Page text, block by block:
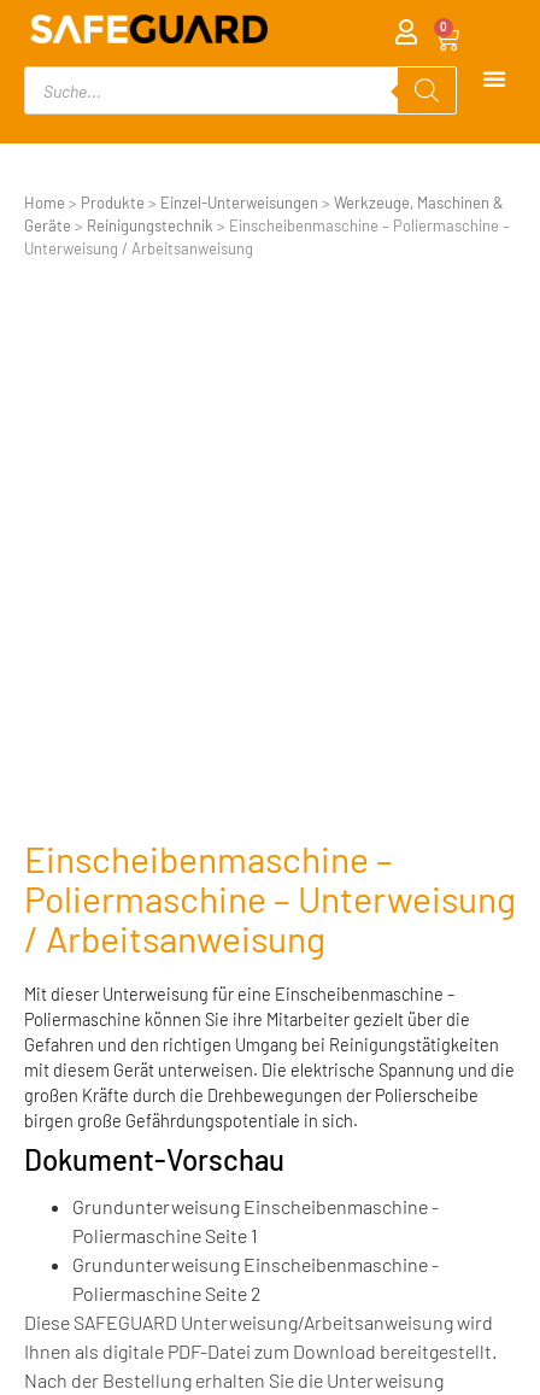
0
Home > Produkte > Einzel-Unterweisungen > Werkzeuge, Maschinen &
Geräte > Reinigungstechnik > Einscheibenmaschine – Poliermaschine –
Unterweisung / Arbeitsanweisung
Einscheibenmaschine –
Poliermaschine – Unterweisung
/ Arbeitsanweisung
Mit dieser Unterweisung für eine Einscheibenmaschine –
Poliermaschine können Sie ihre Mitarbeiter gezielt über die
Gefahren und den richtigen Umgang bei Reinigungstätigkeiten
mit diesem Gerät unterweisen. Die elektrische Spannung und die
großen Kräfte durch die Drehbewegungen der Polierscheibe
birgen große Gefährdungspotentiale in sich.
Dokument-Vorschau
Grundunterweisung Einscheibenmaschine -
Poliermaschine Seite 1
Grundunterweisung Einscheibenmaschine -
Poliermaschine Seite 2
Diese SAFEGUARD Unterweisung/Arbeitsanweisung wird
Ihnen als digitale PDF-Datei zum Download bereitgestellt.
Nach der Bestellung erhalten Sie die Unterweisung